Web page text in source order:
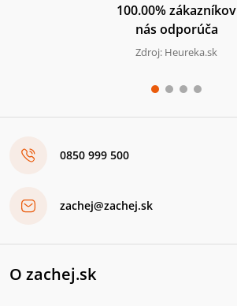
100.00% zákazníkov
nás odporúča
Zdroj: Heureka.sk
0850 999 500
zachej@zachej.sk
O zachej.sk